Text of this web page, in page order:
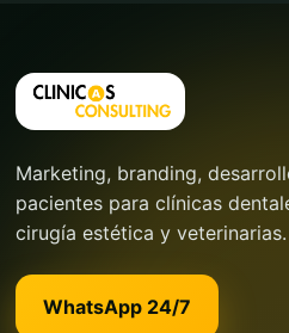
Marketing, branding,
pacientes para clínicas
cirugía estética y veterinarias.
WhatsApp 24/7